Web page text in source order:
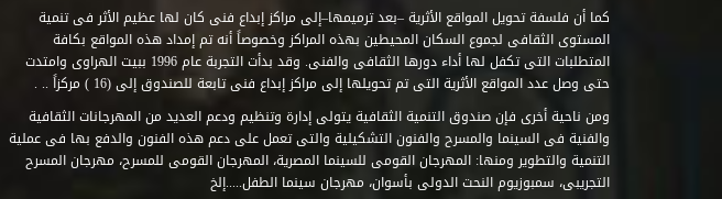
كما أن فلسفة تحويل المواقع الأثرية –بعد ترميمها–إلى مراكز إبداع فنى كان لها عظيم الأثر فى تنمية
المستوى الثقافى لجموع السكان المحيطين بهذه المراكز وخصوصاً أنه تم إمداد هذه المواقع بكافة
المتطلبات التى تكفل لها أداء دورها الثقافى والفنى. وقد بدأت التجربة عام 1996 ببيت الهراوى وامتدت
حتى وصل عدد المواقع الأثرية التى تم تحويلها إلى مراكز إبداع فنى تابعة للصندوق إلى (16 ) مركزاً .. .
ومن ناحية أخرى فإن صندوق التنمية الثقافية يتولى إدارة وتنظيم ودعم العديد من المهرجانات الثقافية
والفنية فى السينما والمسرح والفنون التشكيلية والتى تعمل على دعم هذه الفنون والدفع بها فى عملية
التنمية والتطوير ومنها: المهرجان القومى للسينما المصرية، المهرجان القومى للمسرح، مهرجان المسرح
التجريبى، سمبوزيوم النحت الدولى بأسوان، مهرجان سينما الطفل.....إلخ